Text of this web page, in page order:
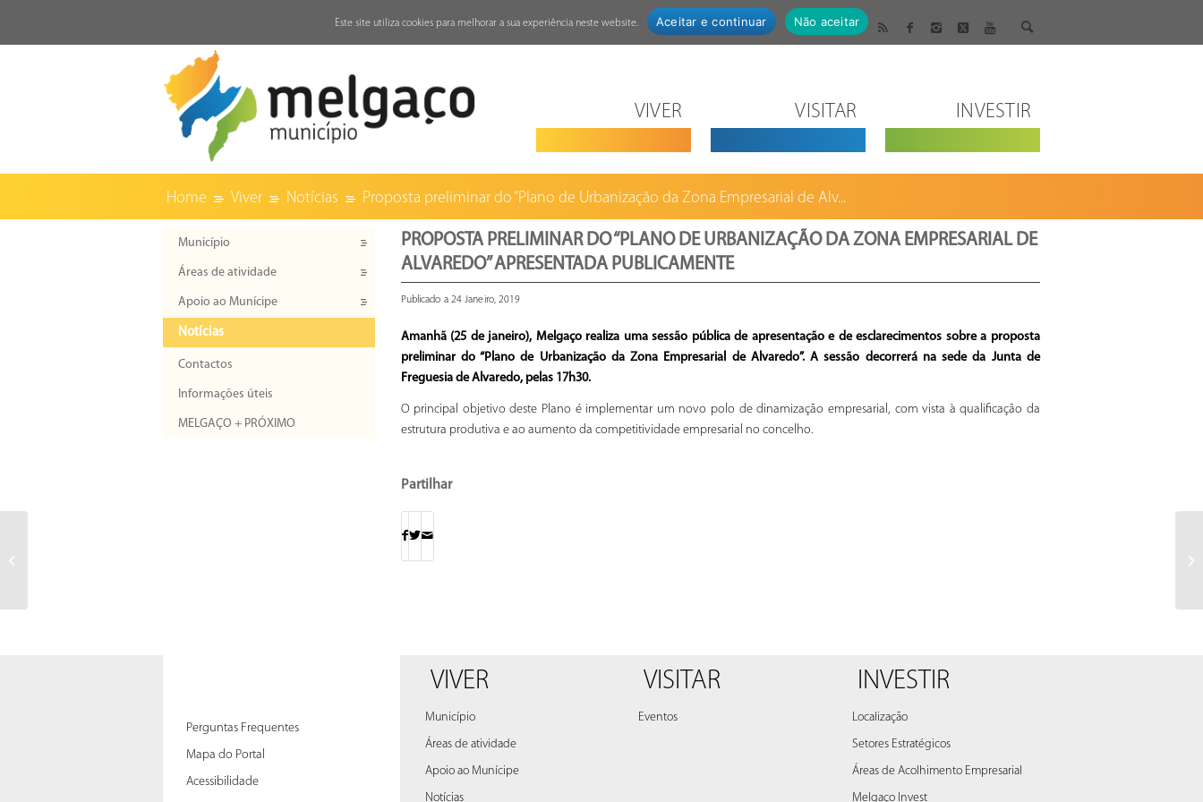
VIVER VISITAR INVESTIR
Home Viver Notícias Proposta preliminar do “Plano de Urbanização da Zona Empresarial de Alv...
PROPOSTA PRELIMINAR DO “PLANO DE URBANIZAÇÃO DA ZONA EMPRESARIAL DE
ALVAREDO” APRESENTADA PUBLICAMENTE
Publicado a 24 Janeiro, 2019
Amanhã (25 de janeiro), Melgaço realiza uma sessão pública de apresentação e de esclarecimentos sobre a proposta
preliminar do “Plano de Urbanização da Zona Empresarial de Alvaredo”. A sessão decorrerá na sede da Junta de
Freguesia de Alvaredo, pelas 17h30.
O principal objetivo deste Plano é implementar um novo polo de dinamização empresarial, com vista à qualificação da
estrutura produtiva e ao aumento da competitividade empresarial no concelho.
Partilhar
Município
Áreas de atividade
Apoio ao Munícipe
Notícias
Contactos
Informações úteis
MELGAÇO + PRÓXIMO
Perguntas Frequentes
Mapa do Portal
Acessibilidade
VIVER
Município
Áreas de atividade
Apoio ao Munícipe
Notícias
VISITAR
Eventos
INVESTIR
Localização
Setores Estratégicos
Áreas de Acolhimento Empresarial
Melgaço Invest
Este site utiliza cookies para melhorar a sua experiência neste website. Aceitar e continuar Não aceitar